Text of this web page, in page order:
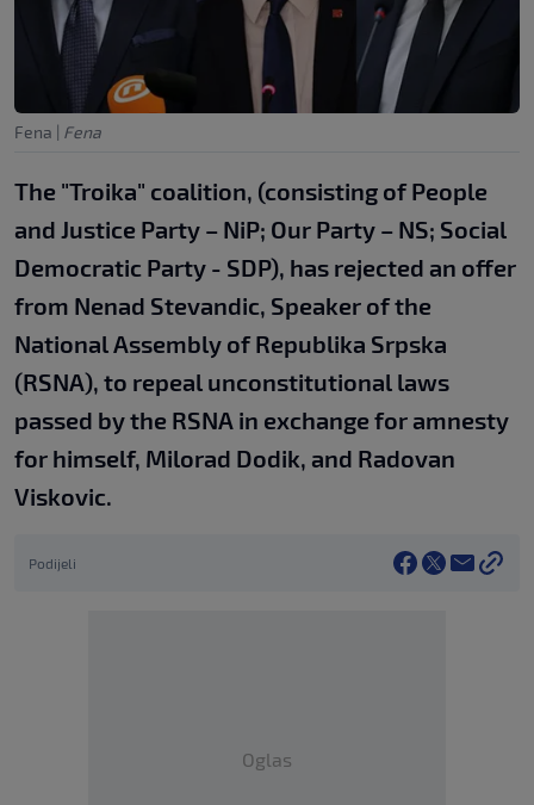
Fena | Fena
The "Troika" coalition, (consisting of People
and Justice Party – NiP; Our Party – NS; Social
Democratic Party - SDP), has rejected an offer
from Nenad Stevandic, Speaker of the
National Assembly of Republika Srpska
(RSNA), to repeal unconstitutional laws
passed by the RSNA in exchange for amnesty
for himself, Milorad Dodik, and Radovan
Viskovic.
Podijeli
Oglas